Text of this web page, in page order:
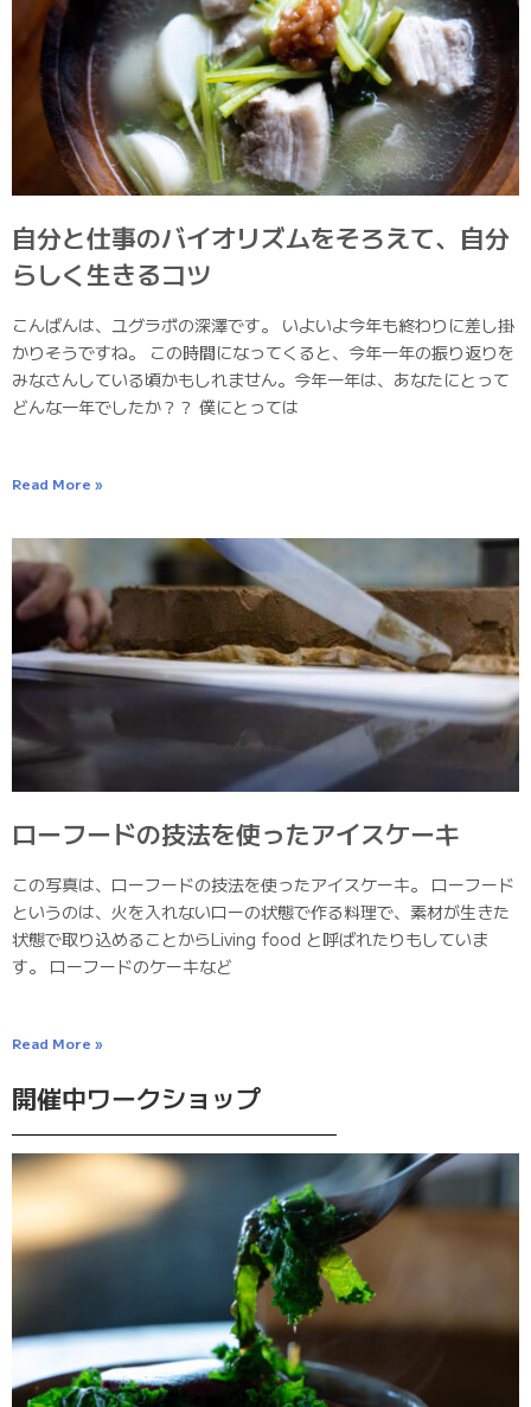
自分と仕事のバイオリズムをそろえて、自分
らしく生きるコツ
こんばんは、ユグラボの深澤です。 いよいよ今年も終わりに差し掛
かりそうですね。 この時間になってくると、今年一年の振り返りを
みなさんしている頃かもしれません。今年一年は、あなたにとって
どんな一年でしたか？？ 僕にとっては
Read More »
ローフードの技法を使ったアイスケーキ
この写真は、ローフードの技法を使ったアイスケーキ。 ローフード
というのは、火を入れないローの状態で作る料理で、素材が生きた
状態で取り込めることからLiving food と呼ばれたりもしていま
す。 ローフードのケーキなど
Read More »
開催中ワークショップ